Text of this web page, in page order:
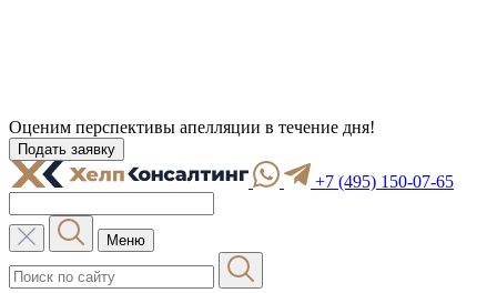
Оценим перспективы апелляции в течение дня!
Подать заявку
+7 (495) 150-07-65
Меню